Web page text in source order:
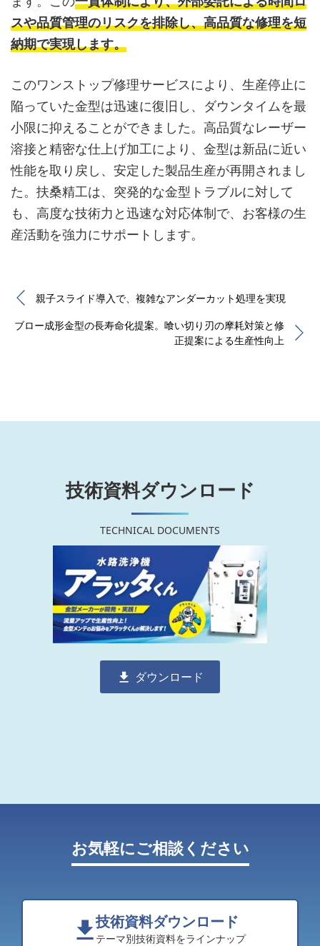
スや品質管理のリスクを排除し、高品質な修理を短
納期で実現します。
このワンストップ修理サービスにより、生産停止に
陥っていた金型は迅速に復旧し、ダウンタイムを最
小限に抑えることができました。高品質なレーザー
溶接と精密な仕上げ加工により、金型は新品に近い
性能を取り戻し、安定した製品生産が再開されまし
た。扶桑精工は、突発的な金型トラブルに対して
も、高度な技術力と迅速な対応体制で、お客様の生
産活動を強力にサポートします。
親子スライド導入で、複雑なアンダーカット処理を実現
ブロー成形金型の長寿命化提案。喰い切り刃の摩耗対策と修
正提案による生産性向上
技術資料ダウンロード
TECHNICAL DOCUMENTS
ダウンロード
お気軽にご相談ください
技術資料ダウンロード
テーマ別技術資料をラインナップ